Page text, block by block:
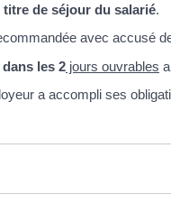
titre de séjour du salarié.
avec accusé
dans les 2 jours ouvrables
a accompli ses